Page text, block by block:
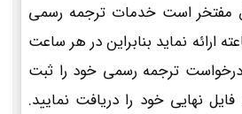
مفتخر است خدمات ترجمه رسمی
به‌صورت 24 ساعته ارائه نماید بنابراین در هر ساعت
درخواست ترجمه رسمی خود را ثبت
نهایی خود را دریافت نمایید.